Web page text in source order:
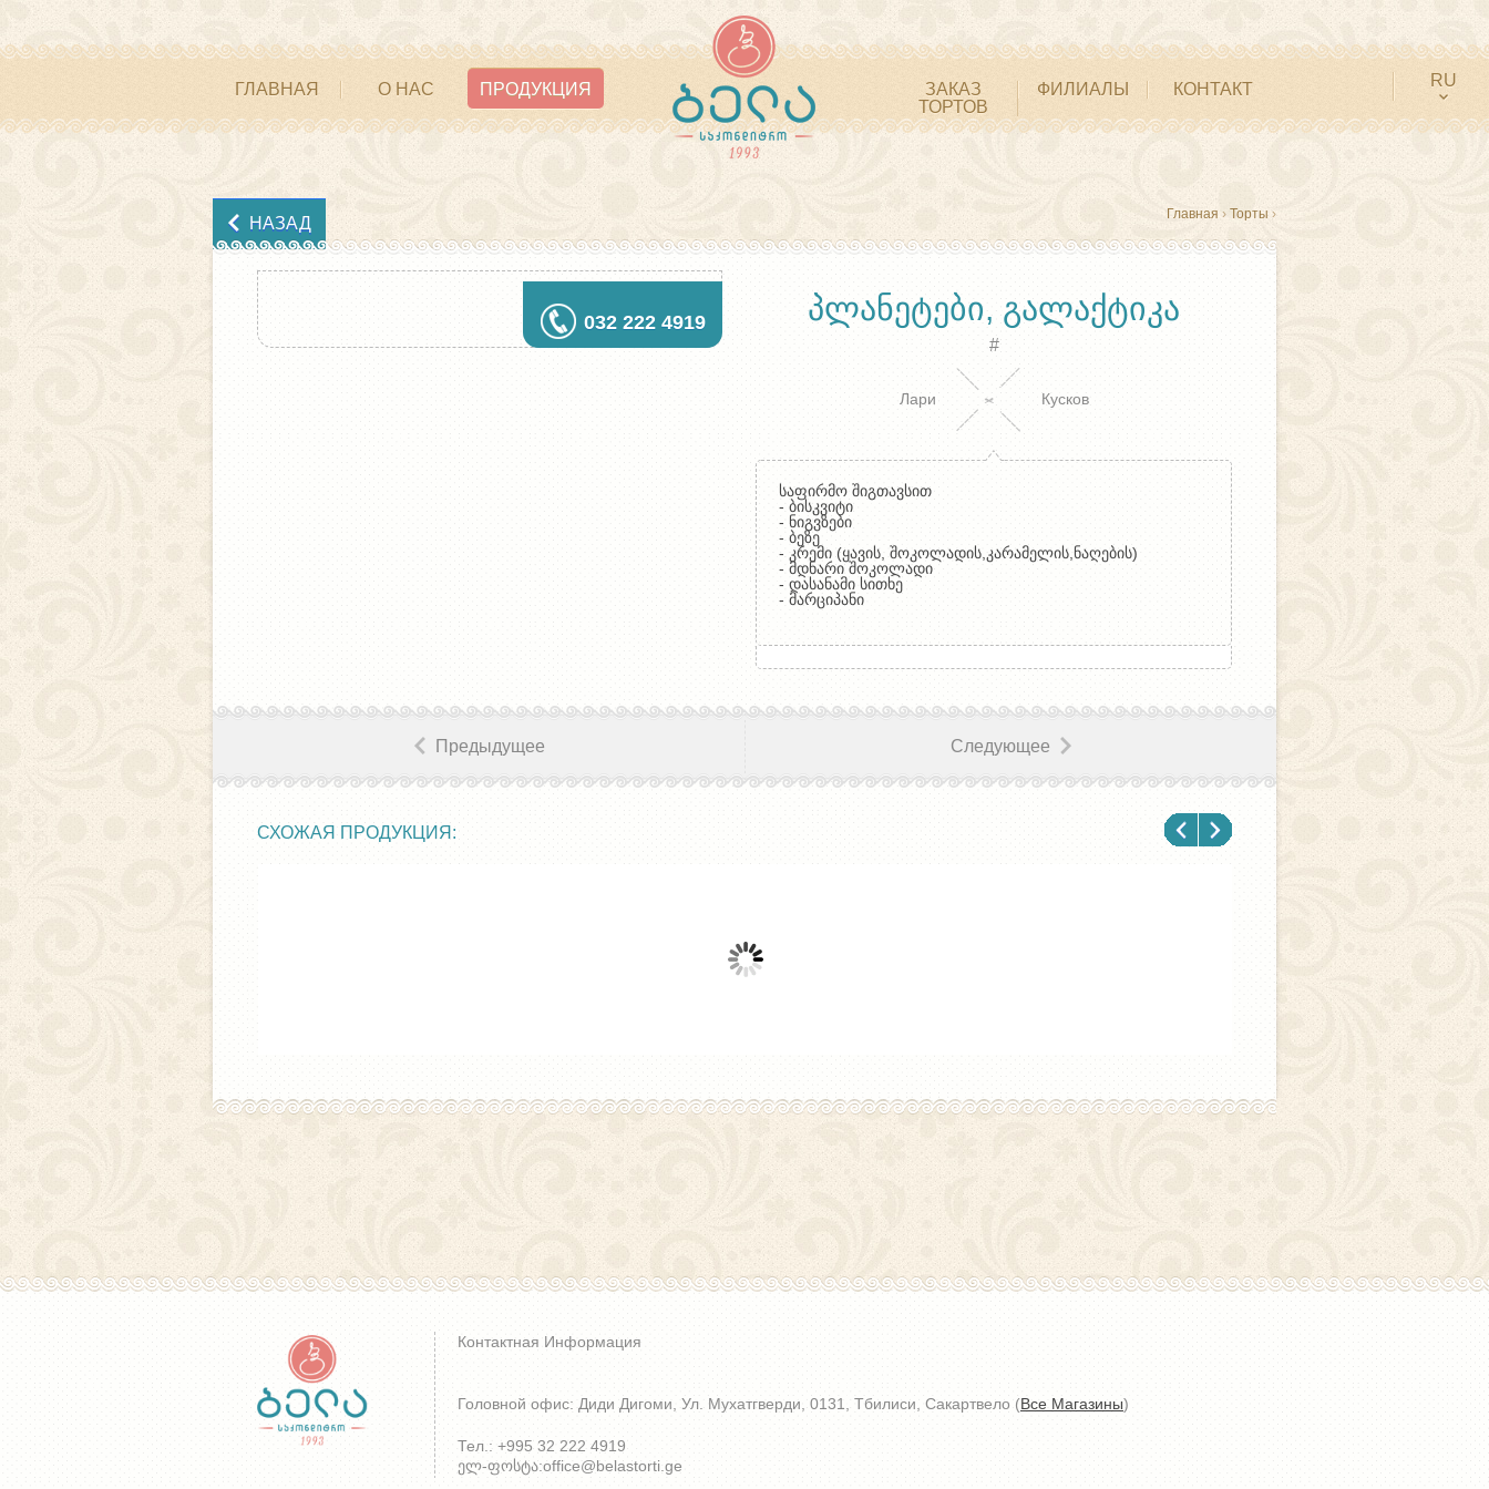
RU
ГЛАВНАЯ О НАС ПРОДУКЦИЯ
ЗАКАЗ
ТОРТОВ
ФИЛИАЛЫ КОНТАКТ
НАЗАД Главная › Торты ›
032 222 4919 ᲞᲚᲐᲜᲔᲢᲔᲑᲘ, ᲒᲐᲚᲐᲥᲢᲘᲙᲐ
#
Лари Кусков
საფირმო შიგთავსით
- ბისკვიტი
- ნიგვზები
- ბეზე
- კრემი (ყავის, შოკოლადის,კარამელის,ნაღების)
- მდნარი შოკოლადი
- დასანამი სითხე
- მარციპანი
Предыдущее Следующее
СХОЖАЯ ПРОДУКЦИЯ:
Контактная Информация
Головной офис: Диди Дигоми, Ул. Мухатгверди, 0131, Тбилиси, Сакартвело (Все Магазины)
Тел.: +995 32 222 4919
ელ-ფოსტა:office@belastorti.ge